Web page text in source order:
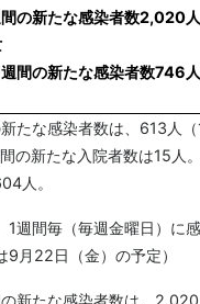
の新たな感染者数2,020
間の新たな感染者数746
たな感染者数は、613人
の新たな入院者数は15人
人。
1週間毎（毎週金曜日）に
9月22日（金）の予定）
新たな感染者数は、2,020